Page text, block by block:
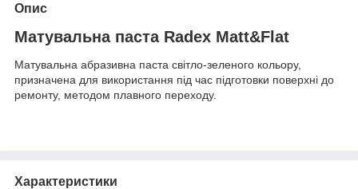
Опис
Матувальна паста Radex Matt&Flat
Матувальна абразивна паста світло-зеленого кольору,
призначена для використання під час підготовки поверхні до
ремонту, методом плавного переходу.
Характеристики